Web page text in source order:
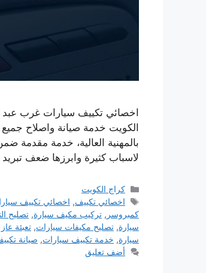
اخصائي تكييف سيارات غرب عبد
الكويت خدمة صيانة واصلاح
بالمهنية العالية، خدمة مقدمة
لاسباب كثيرة وابرزها ضعف
التصنيفات
كراج الكويت
الوسوم
اخصائي تكييف, اخصائي تكييف
كمبروسر , تركيب مكيف سيارة, تصليح
سيارة, تصليح مكيفات سيارات, تعبئة
سيارة, خدمة تكييف سيارات, صيانة
أضف تعليق